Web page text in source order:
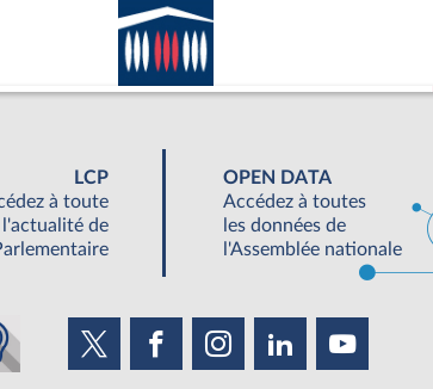
LCP
à toute
l'actualité de
OPEN DATA
Accédez à toutes
les données de
l'Assemblée nationale